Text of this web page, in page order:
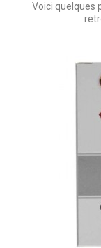
Voici quelques